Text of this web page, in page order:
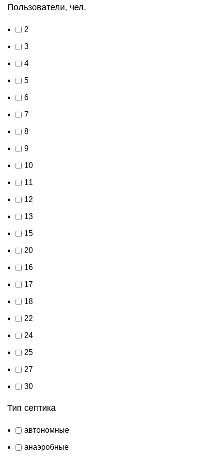
Пользователи, чел.
2
3
4
5
6
7
8
9
10
11
12
13
15
20
16
17
18
22
24
25
27
30
Тип септика
автономные
анаэробные